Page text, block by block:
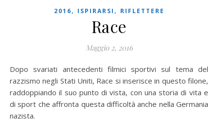
2016, ISPIRARSI , RIFLETTERE
Race
Maggio 2, 2016
Dopo svariati antecedenti filmici sportivi sul tema del
razzismo negli Stati Uniti, Race si inserisce in questo filone,
raddoppiando il suo punto di vista, con una storia di vita e
di sport che affronta questa difficoltà anche nella Germania
nazista.